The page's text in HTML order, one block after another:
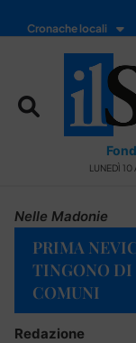
Cronache locali
LUNEDÌ
Nelle Madonie
PRIMA
TINGONO
COMUNI
Redazione